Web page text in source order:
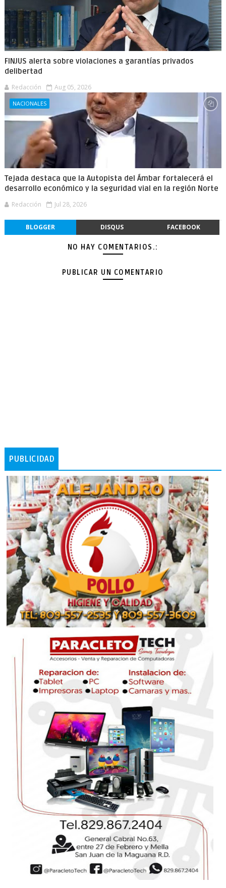
FINJUS alerta sobre violaciones a garantías privados
delibertad
Redacción Aug 05, 2026
NACIONALES
Tejada destaca que la Autopista del Ámbar fortalecerá el
desarrollo económico y la seguridad vial en la región Norte
Redacción Jul 28, 2026
BLOGGER DISQUS FACEBOOK
NO HAY COMENTARIOS.:
PUBLICAR UN COMENTARIO
PUBLICIDAD